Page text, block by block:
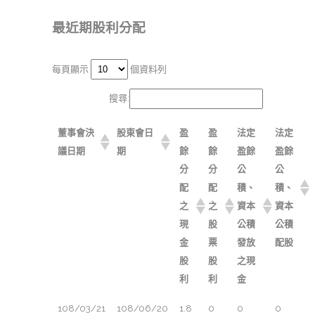
最近期股利分配
每頁顯示 個資料列
搜尋:
董事會決
議日期
股東會日
期
盈
餘
分
配
之
現
金
股
利
盈
餘
分
配
之
股
票
股
利
法定
盈餘
公
積、
資本
公積
發放
之現
金
法定
盈餘
公
積、
資本
公積
配股
108/03/21 108/06/20 1.8 0 0 0